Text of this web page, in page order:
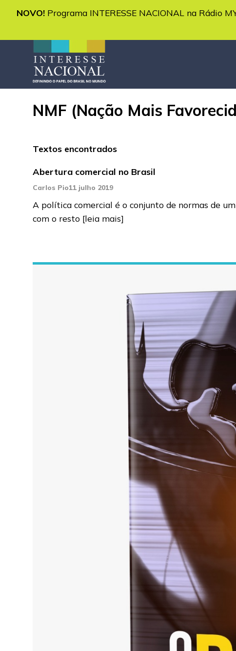
NOVO! Programa INTERESSE NACIONAL na Rádio
NMF (Nação Mais
Textos encontrados
Abertura comercial no Brasil
Carlos Pio11 julho 2019
A política comercial é o conjunto de normas de
com o resto [leia mais]